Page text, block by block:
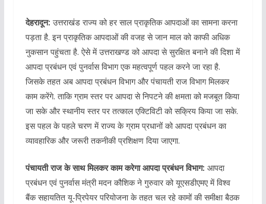
देहरादून: उत्तराखंड राज्य को हर साल प्राकृतिक आपदाओं का सामना करना
पड़ता है. इन प्राकृतिक आपदाओं की वजह से जान माल को काफी अधिक
नुकसान पहुंचता है. ऐसे में उत्तराखण्ड को आपदा से सुरक्षित बनाने की दिशा में
आपदा प्रबंधन एवं पुनर्वास विभाग एक महत्वपूर्ण पहल करने जा रहा है.
जिसके तहत अब आपदा प्रबंधन विभाग और पंचायती राज विभाग मिलकर
काम करेंगे. ताकि ग्राम स्तर पर आपदा से निपटने की क्षमता को मजबूत किया
जा सके और स्थानीय स्तर पर तत्काल एक्टिविटी को सक्रिय किया जा सके.
इस पहल के पहले चरण में राज्य के ग्राम प्रधानों को आपदा प्रबंधन का
व्यावहारिक और जरूरी तकनीकी प्रशिक्षण दिया जाएगा.
पंचायती राज के साथ मिलकर काम करेगा आपदा प्रबंधन विभाग: आपदा
प्रबंधन एवं पुनर्वास मंत्री मदन कौशिक ने गुरुवार को यूएसडीएमए में विश्व
बैंक सहायतित यू-प्रिपेयर परियोजना के तहत चल रहे कामों की समीक्षा बैठक